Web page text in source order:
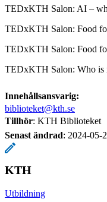
TEDxKTH Salon: AI –
TEDxKTH Salon: Food
TEDxKTH Salon: Food
TEDxKTH Salon: Who is
Innehållsansvarig:
biblioteket@kth.se
Tillhör: KTH Biblioteket
Senast ändrad: 2024-05-
KTH
Utbildning